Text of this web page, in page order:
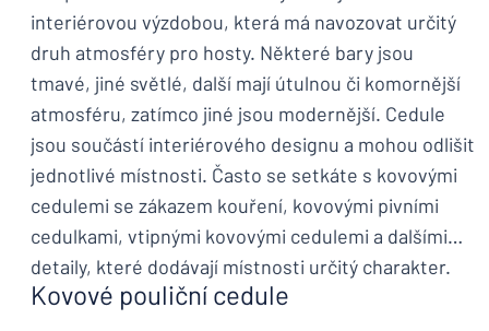
interiérovou výzdobou, která má navozovat určitý
druh atmosféry pro hosty. Některé bary jsou
tmavé, jiné světlé, další mají útulnou či komornější
atmosféru, zatímco jiné jsou modernější. Cedule
jsou součástí interiérového designu a mohou odlišit
jednotlivé místnosti. Často se setkáte s kovovými
cedulemi se zákazem kouření, kovovými pivními
cedulkami, vtipnými kovovými cedulemi a dalšími
detaily, které dodávají místnosti určitý charakter.
Kovové pouliční cedule